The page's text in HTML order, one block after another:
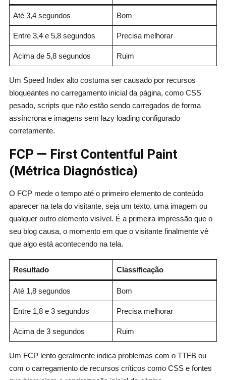
Até 3,4 segundos Bom
Entre 3,4 e 5,8 segundos Precisa melhorar
Acima de 5,8 segundos Ruim
Um Speed Index alto costuma ser causado por recursos
bloqueantes no carregamento inicial da página, como CSS
pesado, scripts que não estão sendo carregados de forma
assíncrona e imagens sem lazy loading configurado
corretamente.
FCP — First Contentful Paint
(Métrica Diagnóstica)
O FCP mede o tempo até o primeiro elemento de conteúdo
aparecer na tela do visitante, seja um texto, uma imagem ou
qualquer outro elemento visível. É a primeira impressão que o
seu blog causa, o momento em que o visitante finalmente vê
que algo está acontecendo na tela.
Resultado Classificação
Até 1,8 segundos Bom
Entre 1,8 e 3 segundos Precisa melhorar
Acima de 3 segundos Ruim
Um FCP lento geralmente indica problemas com o TTFB ou
com o carregamento de recursos críticos como CSS e fontes